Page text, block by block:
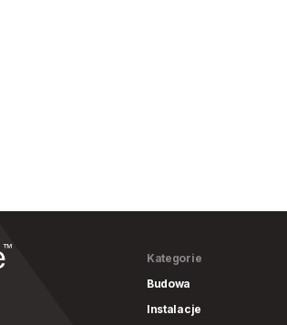
Kategorie
Budowa
Instalacje